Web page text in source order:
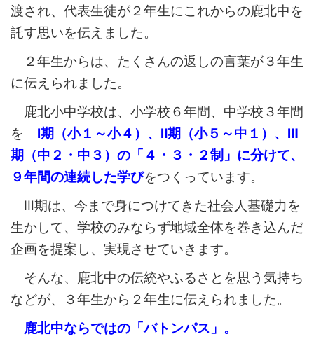
渡され、代表生徒が２年生にこれからの鹿北中を
託す思いを伝えました。
２年生からは、たくさんの返しの言葉が３年生
に伝えられました。
鹿北小中学校は、小学校６年間、中学校３年間
を Ⅰ期（小１～小４）、Ⅱ期（小５～中１）、Ⅲ
期（中２・中３）の「４・３・２制」に分けて、
９年間の連続した学びをつくっています。
Ⅲ期は、今まで身につけてきた社会人基礎力を
生かして、学校のみならず地域全体を巻き込んだ
企画を提案し、実現させていきます。
そんな、鹿北中の伝統やふるさとを思う気持ち
などが、３年生から２年生に伝えられました。
鹿北中ならではの「バトンパス」。